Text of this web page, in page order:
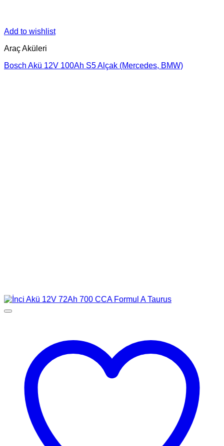
Add to wishlist
Araç Aküleri
Bosch Akü 12V 100Ah S5 Alçak (Mercedes, BMW)